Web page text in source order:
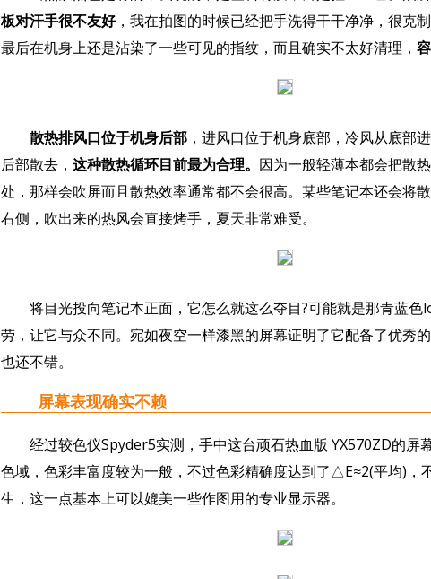
板对汗手很不友好，我在拍图的时候已经把手洗得干干净净，很克
最后在机身上还是沾染了一些可见的指纹，而且确实不太好清理，
散热排风口位于机身后部，进风口位于机身底部，冷风从底部
后部散去， 这种散热循环目前最为合理。 因为一般轻薄本都会把散
处，那样会吹屏而且散热效率通常都不会很高。某些笔记本还会将
右侧，吹出来的热风会直接烤手，夏天非常难受。
将目光投向笔记本正面，它怎么就这么夺目?可能就是那青蓝色
劳，让它与众不同。宛如夜空一样漆黑的屏幕证明了它配备了优秀
也还不错。
屏幕表现确实不赖
经过较色仪Spyder5实测，手中这台顽石热血版 YX570ZD的屏
色域，色彩丰富度较为一般，不过色彩精确度达到了△E≈2(平均)，
生，这一点基本上可以媲美一些作图用的专业显示器。